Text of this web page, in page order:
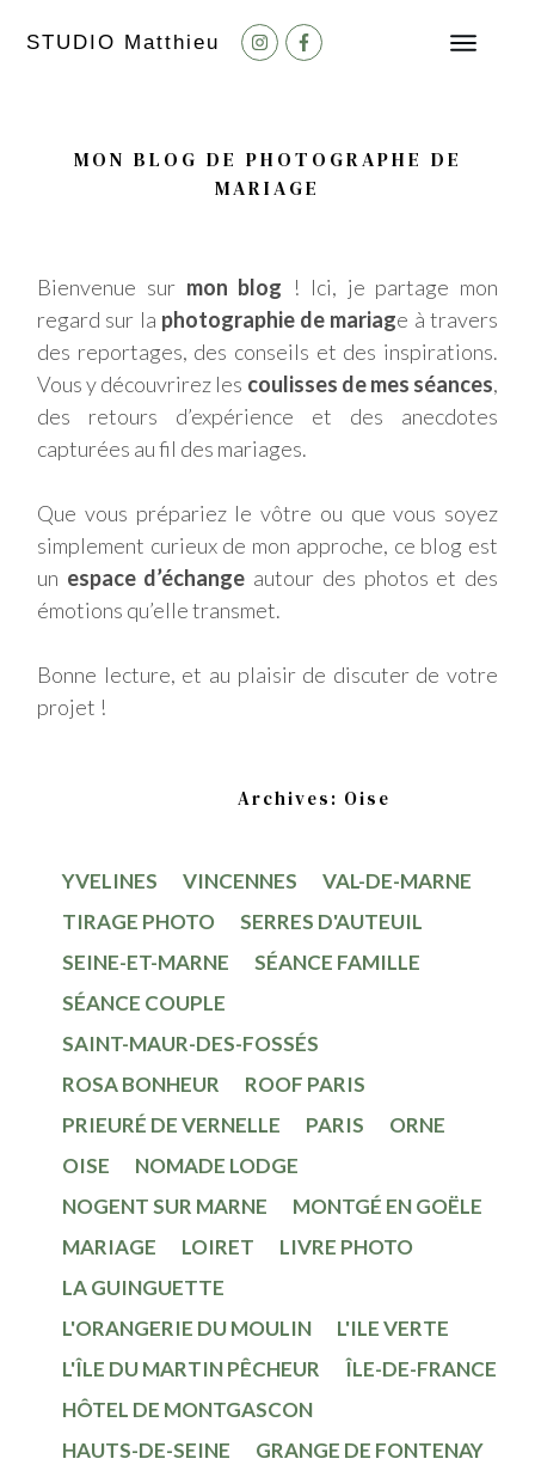
STUDIO Matthieu
MON BLOG DE PHOTOGRAPHE DE
MARIAGE
Bienvenue sur mon blog ! Ici, je partage mon
regard sur la photographie de mariage à travers
des reportages, des conseils et des inspirations.
Vous y découvrirez les coulisses de mes séances,
des retours d’expérience et des anecdotes
capturées au fil des mariages.
Que vous prépariez le vôtre ou que vous soyez
simplement curieux de mon approche, ce blog est
un espace d’échange autour des photos et des
émotions qu’elle transmet.
Bonne lecture, et au plaisir de discuter de votre
projet !
Archives: Oise
YVELINES VINCENNES
VAL-DE-MARNE
TIRAGE PHOTO
SERRES D'AUTEUIL
SEINE-ET-MARNE
SÉANCE FAMILLE
SÉANCE COUPLE
SAINT-MAUR-DES-FOSSÉS
ROSA BONHEUR
ROOF PARIS
PRIEURÉ DE VERNELLE
PARIS
ORNE
OISE
NOMADE LODGE
NOGENT SUR MARNE
MONTGÉ EN GOËLE
MARIAGE
LOIRET
LIVRE PHOTO
LA GUINGUETTE
L'ORANGERIE DU MOULIN
L'ILE VERTE
L'ÎLE DU MARTIN PÊCHEUR
ÎLE-DE-FRANCE
HÔTEL DE MONTGASCON
HAUTS-DE-SEINE
GRANGE DE FONTENAY